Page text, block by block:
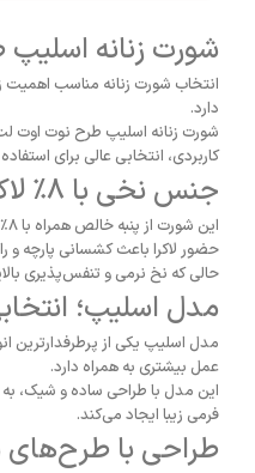
شورت زنانه
انتخاب شورت زنانه مناسب
دارد.
شورت زنانه اسلیپ طرح نوت اوت
کاربردی، انتخابی عالی برای
جنس نخی با ۸٪ لاکرا؛ انعطاف و نرمی
این شورت از پنبه خالص همراه با ۸٪ لاکرا تولید شده است.
حضور لاکرا باعث کشسانی پارچه
حالی که نخ نرمی و تنفس‌پذیری
مدل اسلیپ؛
مدل اسلیپ یکی از پرطرفدارترین
عمل بیشتری به همراه دارد.
این مدل با طراحی ساده و شیک، به
فرمی زیبا ایجاد می‌کند.
طراحی با طرح‌های